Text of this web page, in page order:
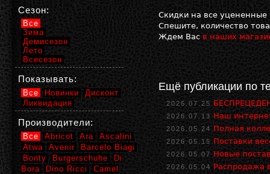
Скидки на все уцененные
Спешите, количество
Ждем Вас в наших
Ещё публикации по
2026.07.25
2026.07.13 Наш
2026.05.24 Полная
2026.05.15 Поставки
2026.05.07 Новые
2026.05.04 Распродажа
Сезон:
Все
Зима
Демисезон
Лето
Всесезон
Показывать:
Все Новинки
Дисконт
Ликвидация
Производители:
Все Abricot Ara
Ascalini
Atwa
Avenir
Barcelo Biagi
Bonty
Burgerschuhe
Di
Bora
Dino Ricci
Camel